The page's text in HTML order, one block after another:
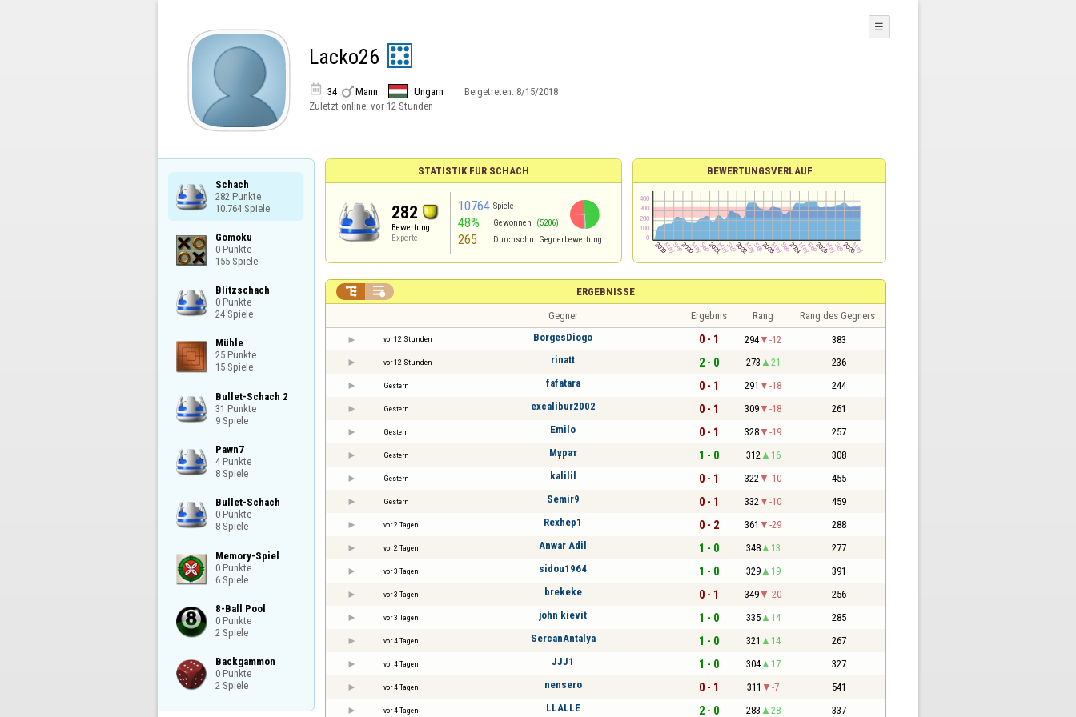
Lacko26
 34 Mann Ungarn Beigetreten: 8/15/2018
Zuletzt online: vor 12 Stunden
☰
Schach
282 Punkte
10.764 Spiele
Gomoku
0 Punkte
155 Spiele
Blitzschach
0 Punkte
24 Spiele
Mühle
25 Punkte
15 Spiele
Bullet-Schach 2
31 Punkte
9 Spiele
Pawn7
4 Punkte
8 Spiele
Bullet-Schach
0 Punkte
8 Spiele
Memory-Spiel
0 Punkte
6 Spiele
8-Ball Pool
0 Punkte
2 Spiele
Backgammon
0 Punkte
2 Spiele
STATISTIK FÜR SCHACH
282
Bewertung
Experte
10764 Spiele
48% Gewonnen (5206)
265 Durchschn. Gegnerbewertung
BEWERTUNGSVERLAUF
ERGEBNISSE
 
Gegner Ergebnis Rang Rang des Gegners
vor 12 Stunden BorgesDiogo 0 - 1 294 -12 383
vor 12 Stunden rinatt 2 - 0 273 21 236
Gestern fafatara 0 - 1 291 -18 244
Gestern excalibur2002 0 - 1 309 -18 261
Gestern Emilo 0 - 1 328 -19 257
Gestern Мұрат 1 - 0 312 16 308
Gestern kalilil 0 - 1 322 -10 455
Gestern Semir9 0 - 1 332 -10 459
vor 2 Tagen Rexhep1 0 - 2 361 -29 288
vor 2 Tagen Anwar Adil 1 - 0 348 13 277
vor 3 Tagen sidou1964 1 - 0 329 19 391
vor 3 Tagen brekeke 0 - 1 349 -20 256
vor 3 Tagen john kievit 1 - 0 335 14 285
vor 4 Tagen SercanAntalya 1 - 0 321 14 267
vor 4 Tagen JJJ1 1 - 0 304 17 327
vor 4 Tagen nensero 0 - 1 311 -7 541
vor 4 Tagen LLALLE 2 - 0 283 28 337